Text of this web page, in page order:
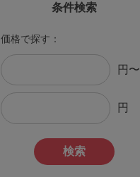
条件検索
価格で探す：
円〜
円
検索